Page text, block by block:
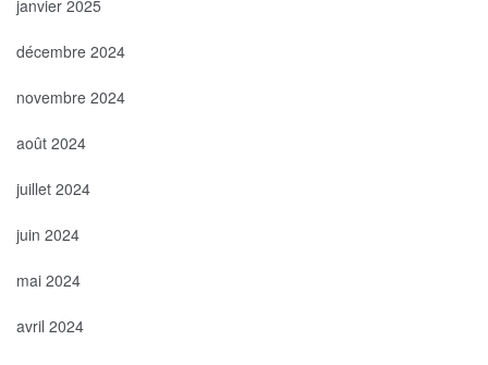
janvier 2025
décembre 2024
novembre 2024
août 2024
juillet 2024
juin 2024
mai 2024
avril 2024